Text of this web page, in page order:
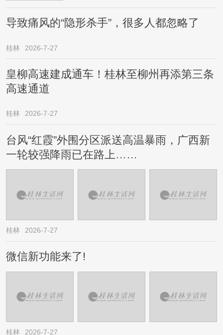
导致痛风的“隐形杀手”，很多人都忽略了
桂林 2026-7-27
皇柳高速建成通车！桂林至柳州再添第三条
高速通道
桂林 2026-7-27
台风“红霞”外围分区派送高温暴雨，广西新
一轮较强降雨已在路上……
桂林 2026-7-27
微信新功能来了!
桂林 2026-7-27